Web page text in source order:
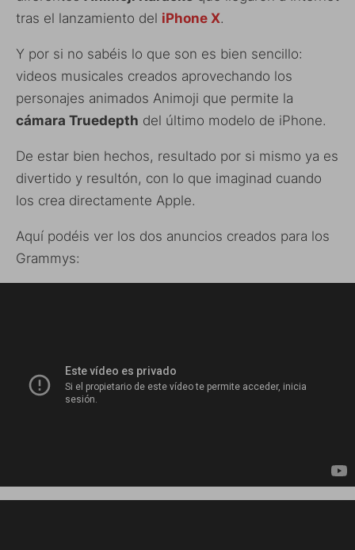
tras el lanzamiento del iPhone X.
Y por si no sabéis lo que son es bien sencillo:
videos musicales creados aprovechando los
personajes animados Animoji que permite la
cámara Truedepth del último modelo de iPhone.
De estar bien hechos, resultado por si mismo ya es
divertido y resultón, con lo que imaginad cuando
los crea directamente Apple.
Aquí podéis ver los dos anuncios creados para los
Grammys: